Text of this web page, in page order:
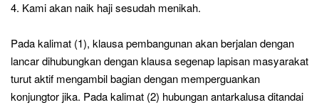
4. Kami akan naik haji sesudah menikah.
Pada kalimat (1), klausa pembangunan akan berjalan dengan
lancar dihubungkan dengan klausa segenap lapisan masyarakat
turut aktif mengambil bagian dengan memperguankan
konjungtor jika. Pada kalimat (2) hubungan antarkalusa ditandai